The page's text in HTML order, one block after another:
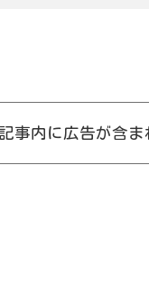
記事内に広告が含ま